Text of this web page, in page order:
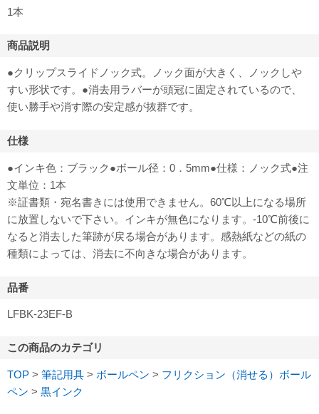
1本
商品説明
●クリップスライドノック式。ノック面が大きく、ノックしや
すい形状です。●消去用ラバーが頭冠に固定されているので、
使い勝手や消す際の安定感が抜群です。
仕様
●インキ色：ブラック●ボール径：0．5mm●仕様：ノック式●注
文単位：1本
※証書類・宛名書きには使用できません。60℃以上になる場所
に放置しないで下さい。インキが無色になります。-10℃前後に
なると消去した筆跡が戻る場合があります。感熱紙などの紙の
種類によっては、消去に不向きな場合があります。
品番
LFBK-23EF-B
この商品のカテゴリ
TOP > 筆記用具 > ボールペン > フリクション（消せる）ボール
ペン > 黒インク